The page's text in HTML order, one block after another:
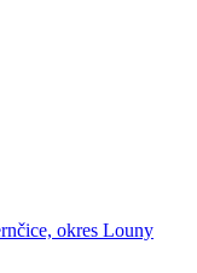
okres Louny